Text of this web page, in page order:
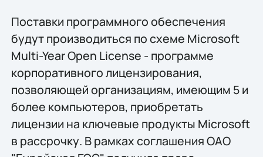
Поставки программного обеспечения
будут производиться по схеме Microsoft
Multi-Year Open License - программе
корпоративного лицензирования,
позволяющей организациям, имеющим 5 и
более компьютеров, приобретать
лицензии на ключевые продукты Microsoft
в рассрочку. В рамках соглашения ОАО